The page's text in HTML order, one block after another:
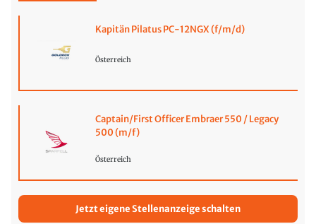
Kapitän Pilatus PC-12NGX (f/m/d)
Österreich
Captain/First Officer Embraer 550 / Legacy
500 (m/f)
Österreich
Jetzt eigene Stellenanzeige schalten